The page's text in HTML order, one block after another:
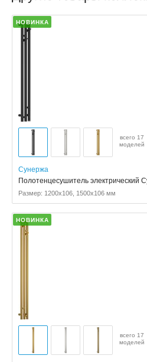
НОВИНКА
всего 17
моделей
Сунержа
Полотенцесушитель электрический
Размер: 1200x106, 1500x106 мм
НОВИНКА
всего 17
моделей